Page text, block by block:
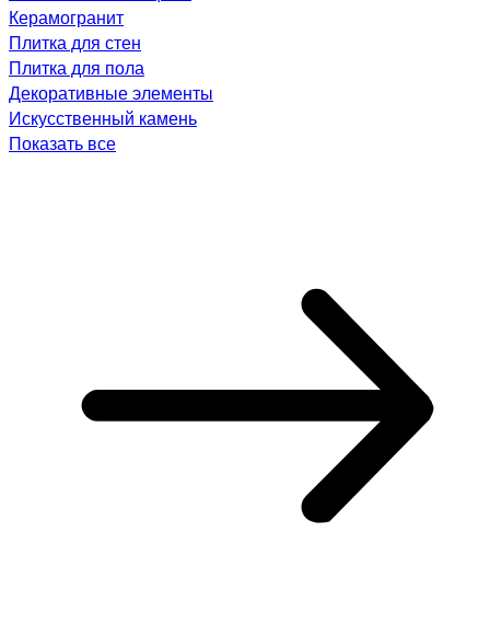
Керамогранит
Плитка для стен
Плитка для пола
Декоративные элементы
Искусственный камень
Показать все